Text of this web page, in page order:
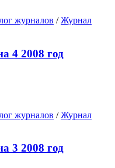
журналов /Журнал
4 2008 год
журналов /Журнал
3 2008 год